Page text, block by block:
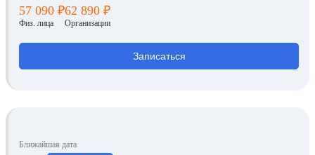
57 090 ₽
Физ. лица
62 890 ₽
Организации
Записаться
Ближайшая дата